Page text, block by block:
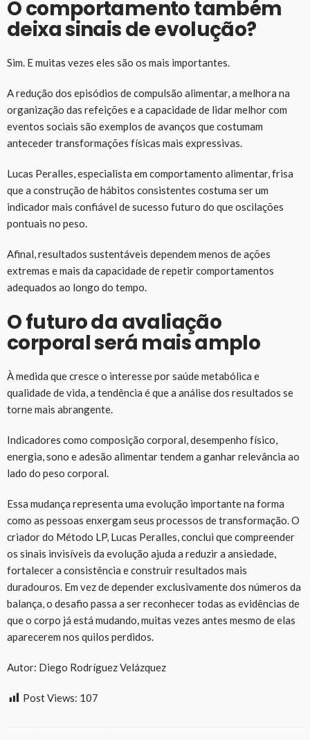
O comportamento também
deixa sinais de evolução?
Sim. E muitas vezes eles são os mais importantes.
A redução dos episódios de compulsão alimentar, a melhora na
organização das refeições e a capacidade de lidar melhor com
eventos sociais são exemplos de avanços que costumam
anteceder transformações físicas mais expressivas.
Lucas Peralles, especialista em comportamento alimentar, frisa
que a construção de hábitos consistentes costuma ser um
indicador mais confiável de sucesso futuro do que oscilações
pontuais no peso.
Afinal, resultados sustentáveis dependem menos de ações
extremas e mais da capacidade de repetir comportamentos
adequados ao longo do tempo.
O futuro da avaliação
corporal será mais amplo
À medida que cresce o interesse por saúde metabólica e
qualidade de vida, a tendência é que a análise dos resultados se
torne mais abrangente.
Indicadores como composição corporal, desempenho físico,
energia, sono e adesão alimentar tendem a ganhar relevância ao
lado do peso corporal.
Essa mudança representa uma evolução importante na forma
como as pessoas enxergam seus processos de transformação. O
criador do Método LP, Lucas Peralles, conclui que compreender
os sinais invisíveis da evolução ajuda a reduzir a ansiedade,
fortalecer a consistência e construir resultados mais
duradouros. Em vez de depender exclusivamente dos números da
balança, o desafio passa a ser reconhecer todas as evidências de
que o corpo já está mudando, muitas vezes antes mesmo de elas
aparecerem nos quilos perdidos.
Autor: Diego Rodríguez Velázquez
Post Views: 107